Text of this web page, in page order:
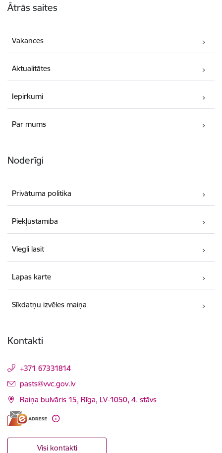
Ātrās saites
Vakances
Aktualitātes
Iepirkumi
Par mums
Noderīgi
Privātuma politika
Piekļūstamība
Viegli lasīt
Lapas karte
Sīkdatņu izvēles maiņa
Kontakti
+371 67331814
E-pasts:
pasts@vvc.gov.lv
Raiņa bulvāris 15, Rīga, LV-1050, 4. stāvs
Visi kontakti